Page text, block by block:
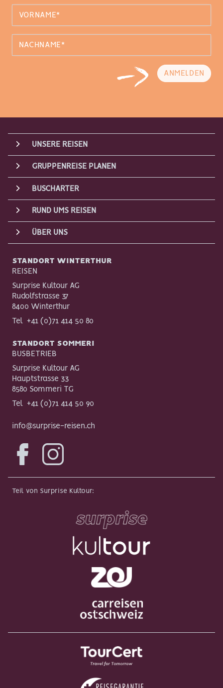
ANMELDEN
UNSERE REISEN
GRUPPENREISE PLANEN
BUSCHARTER
RUND UMS REISEN
ÜBER UNS
STANDORT WINTERTHUR
REISEN
Surprise Kultour AG
Rudolfstrasse 37
8400 Winterthur
Tel +41 (0)71 414 50 80
STANDORT SOMMERI
BUSBETRIEB
Surprise Kultour AG
Hauptstrasse 33
8580 Sommeri TG
Tel +41 (0)71 414 50 90
info@surprise-reisen.ch
FacebookInstagram
Teil von Surprise Kultour: